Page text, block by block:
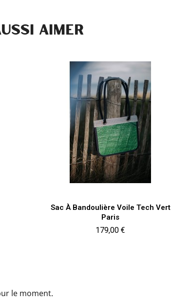
AIMER
Sac À Bandoulière Voile Tech Vert
Paris
Prix
179,00 €
Aperçu rapide
le moment.